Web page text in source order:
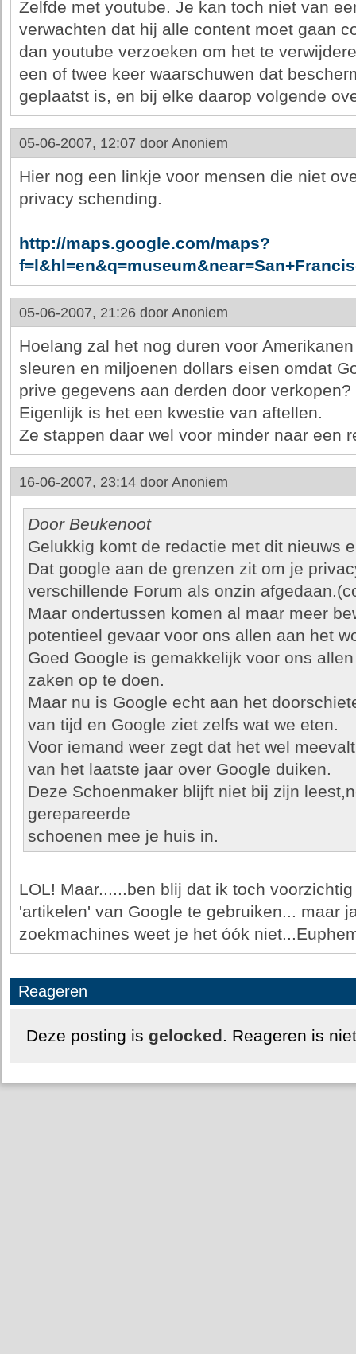
Zelfde met youtube. Je kan toch niet van
verwachten dat hij alle content moet gaan
dan youtube verzoeken om het te
een of twee keer waarschuwen dat
geplaatst is, en bij elke daarop volgende
05-06-2007, 12:07 door Anoniem
Hier nog een linkje voor mensen die niet
privacy schending.
http://maps.google.com/maps?
05-06-2007, 21:26 door Anoniem
Hoelang zal het nog duren voor
sleuren en miljoenen dollars eisen omdat
prive gegevens aan derden door verkopen?
Eigenlijk is het een kwestie van aftellen.
Ze stappen daar wel voor minder naar een
16-06-2007, 23:14 door Anoniem
Door Beukenoot
Gelukkig komt de redactie met dit nieuws
Dat google aan de grenzen zit om je
verschillende Forum als onzin
Maar ondertussen komen al maar meer
potentieel gevaar voor ons allen aan het
Goed Google is gemakkelijk voor ons
zaken op te doen.
Maar nu is Google echt aan het
van tijd en Google ziet zelfs wat we eten.
Voor iemand weer zegt dat het wel
van het laatste jaar over Google duiken.
Deze Schoenmaker blijft niet bij zijn
gerepareerde
schoenen mee je huis in.
LOL! Maar......ben blij dat ik toch
'artikelen' van Google te gebruiken... maar
zoekmachines weet je het óók
Reageren
Deze posting is gelocked. Reageren is